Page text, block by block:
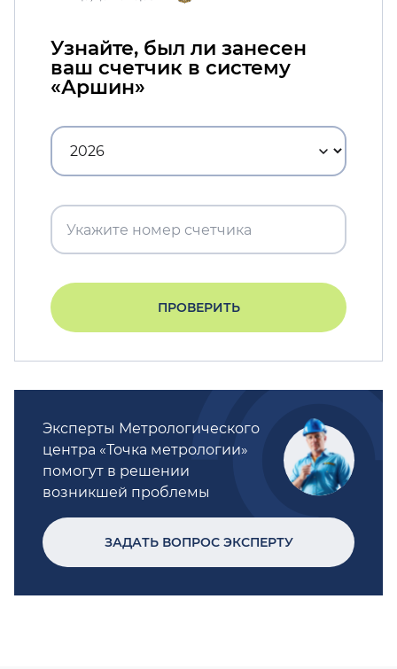
Узнайте, был ли занесен
ваш счетчик в систему
«Аршин»
ПРОВЕРИТЬ
Эксперты Метрологического
центра «Точка метрологии»
помогут в решении
возникшей проблемы
ЗАДАТЬ ВОПРОС ЭКСПЕРТУ